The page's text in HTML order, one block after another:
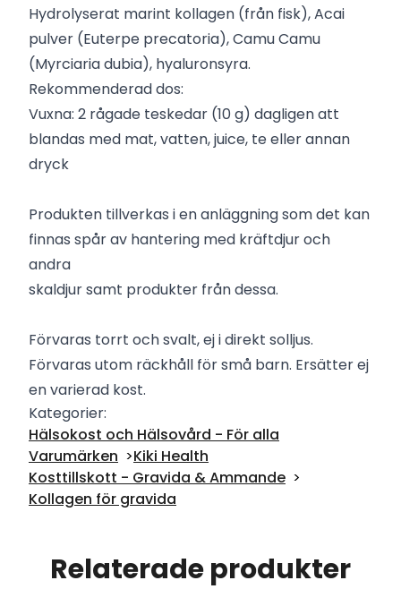
Hydrolyserat marint kollagen (från fisk), Acai
pulver (Euterpe precatoria), Camu Camu
(Myrciaria dubia), hyaluronsyra.
Rekommenderad dos:
Vuxna: 2 rågade teskedar (10 g) dagligen att
blandas med mat, vatten, juice, te eller annan
dryck
Produkten tillverkas i en anläggning som det kan
finnas spår av hantering med kräftdjur och
andra
skaldjur samt produkter från dessa.
Förvaras torrt och svalt, ej i direkt solljus.
Förvaras utom räckhåll för små barn. Ersätter ej
en varierad kost.
Kategorier:
Hälsokost och Hälsovård - För alla
Varumärken
Kiki Health
Kosttillskott - Gravida & Ammande
Kollagen för gravida
Relaterade produkter